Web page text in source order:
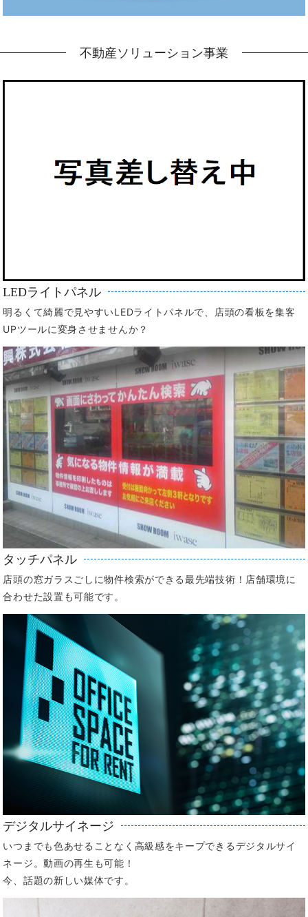
不動産ソリューション事業
LEDライトパネル
明るくて綺麗で見やすいLEDライトパネルで、店頭の看板を集客
UPツールに変身させませんか？
タッチパネル
店頭の窓ガラスごしに物件検索ができる最先端技術！店舗環境に
合わせた設置も可能です。
デジタルサイネージ
いつまでも色あせることなく高級感をキープできるデジタルサイ
ネージ。動画の再生も可能！
今、話題の新しい媒体です。